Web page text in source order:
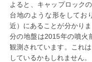
よると、キャップロック
台地のような形をしてお
近）にあることが分かり
分の地盤は2015年の噴火
観測されています。これ
しているかもしれません。